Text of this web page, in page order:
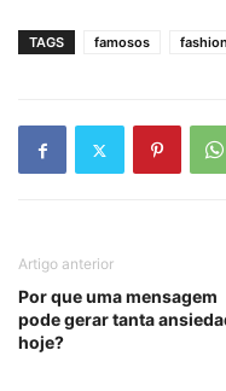
TAGS famosos fashion
Artigo anterior
Por que uma mensagem
pode gerar tanta
hoje?